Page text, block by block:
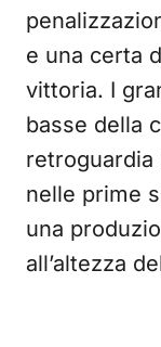
e una certa
vittoria. I
basse della
retroguardia
nelle prime
una
all’altezza